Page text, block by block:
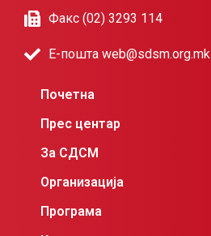
Факс (02) 3293 114
Е-пошта web@sdsm.org.mk
Почетна
Прес центар
За СДСМ
Организација
Програма